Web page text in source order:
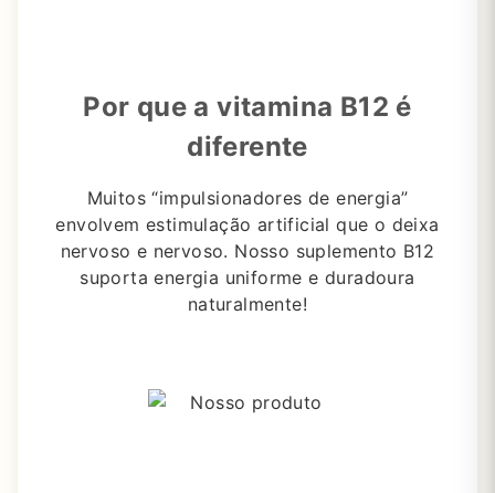
Por que a vitamina B12 é
diferente
Muitos “impulsionadores de energia”
envolvem estimulação artificial que o deixa
nervoso e nervoso. Nosso suplemento B12
suporta energia uniforme e duradoura
naturalmente!